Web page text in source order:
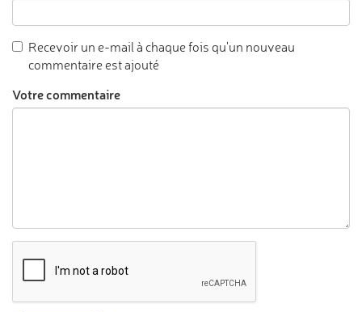
Recevoir un e-mail à chaque fois qu'un nouveau
commentaire est ajouté
Votre commentaire